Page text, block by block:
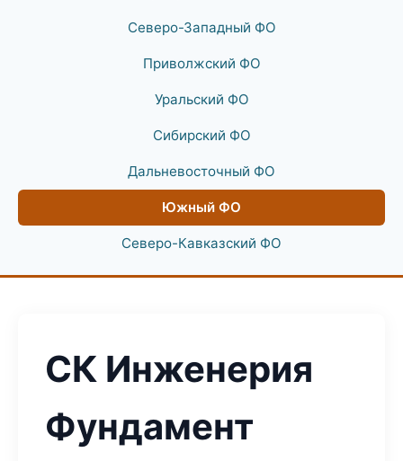
Северо-Западный ФО
Приволжский ФО
Уральский ФО
Сибирский ФО
Дальневосточный ФО
Южный ФО
Северо-Кавказский ФО
СК Инженерия
Фундамент